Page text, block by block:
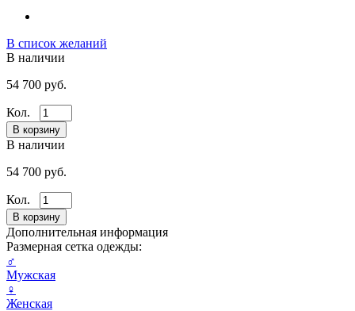
В список желаний
В наличии
54 700 руб.
Кол.
В наличии
54 700 руб.
Кол.
Дополнительная информация
Размерная сетка одежды:
♂
Мужская
♀
Женская